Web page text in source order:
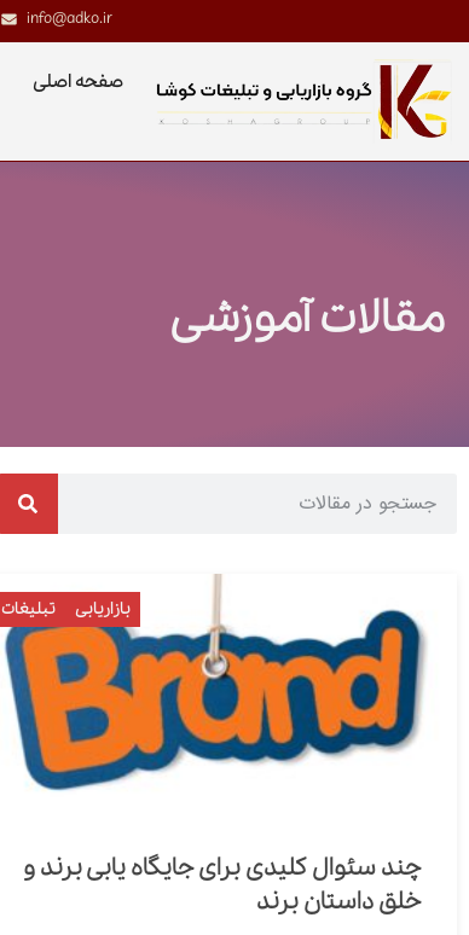
info@adko.ir
صفحه اصلی
مقالات آموزشی
چند سئوال کلیدی برای جایگاه یابی برند و
خلق داستان برند
بازاریابی تبلیغات